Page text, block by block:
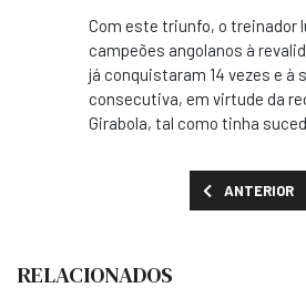
Com este triunfo, o treinador
campeões angolanos à
já conquistaram 14 vezes e à
consecutiva, em virtude da
Girabola, tal como tinha
ARTIGO
ANTERIOR
RELACIONADOS